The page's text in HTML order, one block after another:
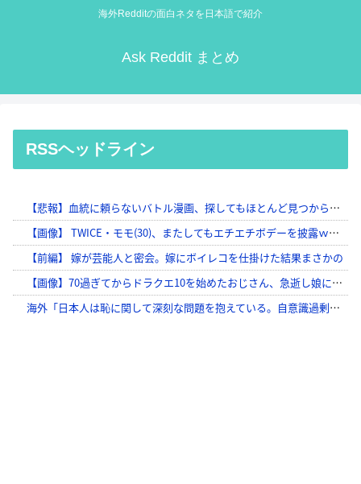
海外Redditの面白ネタを日本語で紹介
Ask Reddit まとめ
RSSヘッドライン